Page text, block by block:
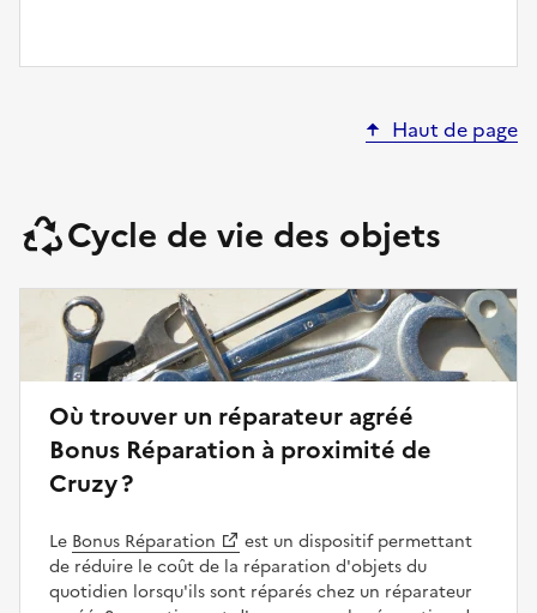
Haut de page
Cycle de vie des objets
Où trouver un réparateur agréé
Bonus Réparation à proximité de
Cruzy ?
Le Bonus Réparation
est un dispositif permettant
de réduire le coût de la réparation d'objets du
quotidien lorsqu'ils sont réparés chez un réparateur